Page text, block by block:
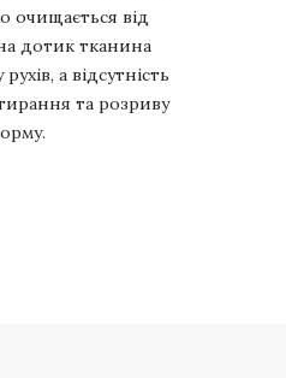
очищається від
дотик тканина
а відсутність
та розриву